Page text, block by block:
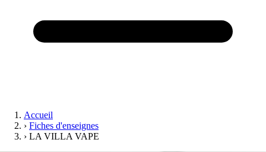
Accueil
› Fiches d'enseignes
› LA VILLA VAPE